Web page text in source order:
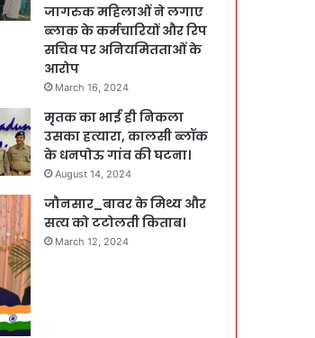
जागरुक महिलाओं ने लगाए
ब्लाक के कर्मचारियों और रिप
सचिव पर अनियमितताओं के
आरोप
March 16, 2024
मृतक का भाई ही निकला
उसका हत्यारा, कालसी ब्लॉक
के धनपोऊ गांव की घटना।
August 14, 2024
जौनसार_बावर के मिथ्य और
सत्य को टटोलती किताब।
March 12, 2024